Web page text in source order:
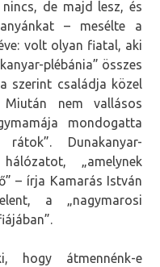
de majd lesz, és
– mesélte a
volt olyan fiatal, aki
plébánia” összes
szerint családja közel
nem vallásos
mondogatta
Dunakanyar-
„amelynek
– írja Kamarás István
a „nagymarosi
hogy átmennénk-e